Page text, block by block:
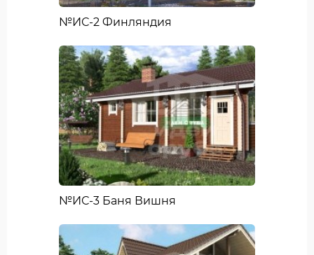
№ИС-2 Финляндия
№ИС-3 Баня Вишня